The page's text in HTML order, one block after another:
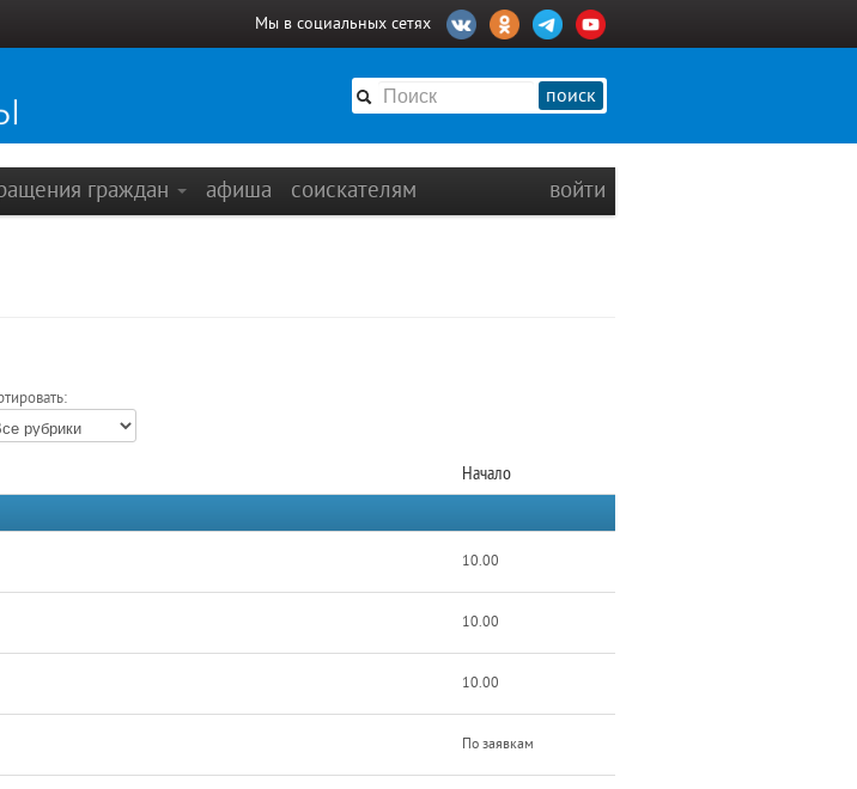
Мы в социальных сетях
поиск
граждан афиша соискателям войти
Начало
10.00
10.00
10.00
По заявкам